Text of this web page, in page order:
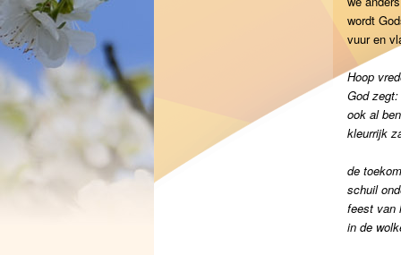
wordt
vuur en
Hoop
God
ook al
kleurrijk
de
schuil
feest van
in de